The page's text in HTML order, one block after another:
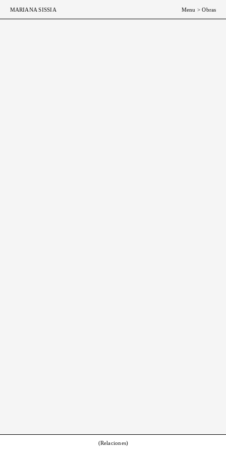
MARIANA SISSIA Menu >Obras
ESPENG
(Relaciones)